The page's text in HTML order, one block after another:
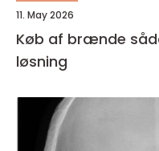
11. May 2026
Køb af brænde sådan vælger du den rigtige
løsning